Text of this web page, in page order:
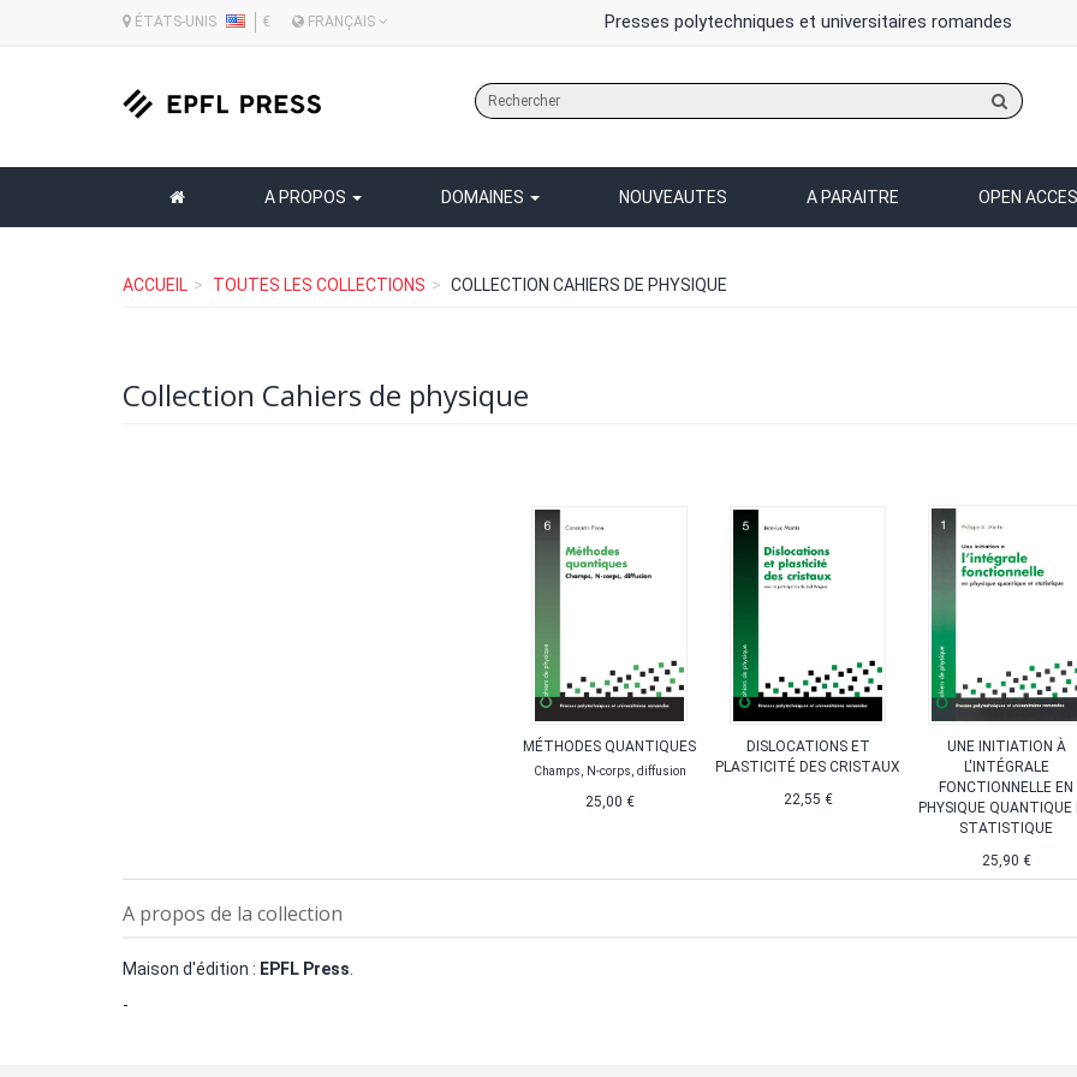
ÉTATS-UNIS € FRANÇAIS Presses polytechniques et universitaires romandes
sur
site
A PROPOS
DOMAINES NOUVEAUTES A PARAITRE OPEN
ACCUEIL TOUTES LES COLLECTIONS COLLECTION CAHIERS DE PHYSIQUE
Collection Cahiers de physique
MÉTHODES QUANTIQUES
Champs, N-corps, diffusion
25,00 €
DISLOCATIONS ET
PLASTICITÉ DES CRISTAUX
22,55 €
UNE INITIATION À
L'INTÉGRALE
FONCTIONNELLE EN
PHYSIQUE QUANTIQUE
STATISTIQUE
25,90 €
A propos de la collection
Maison d'édition : EPFL Press
-